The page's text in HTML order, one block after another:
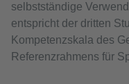
selbstständige
entspricht der dritten
Kompetenzskala des
Referenzrahmens für